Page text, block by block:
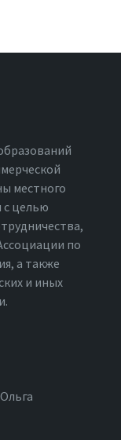
местного
с целью
по
а также
и иных